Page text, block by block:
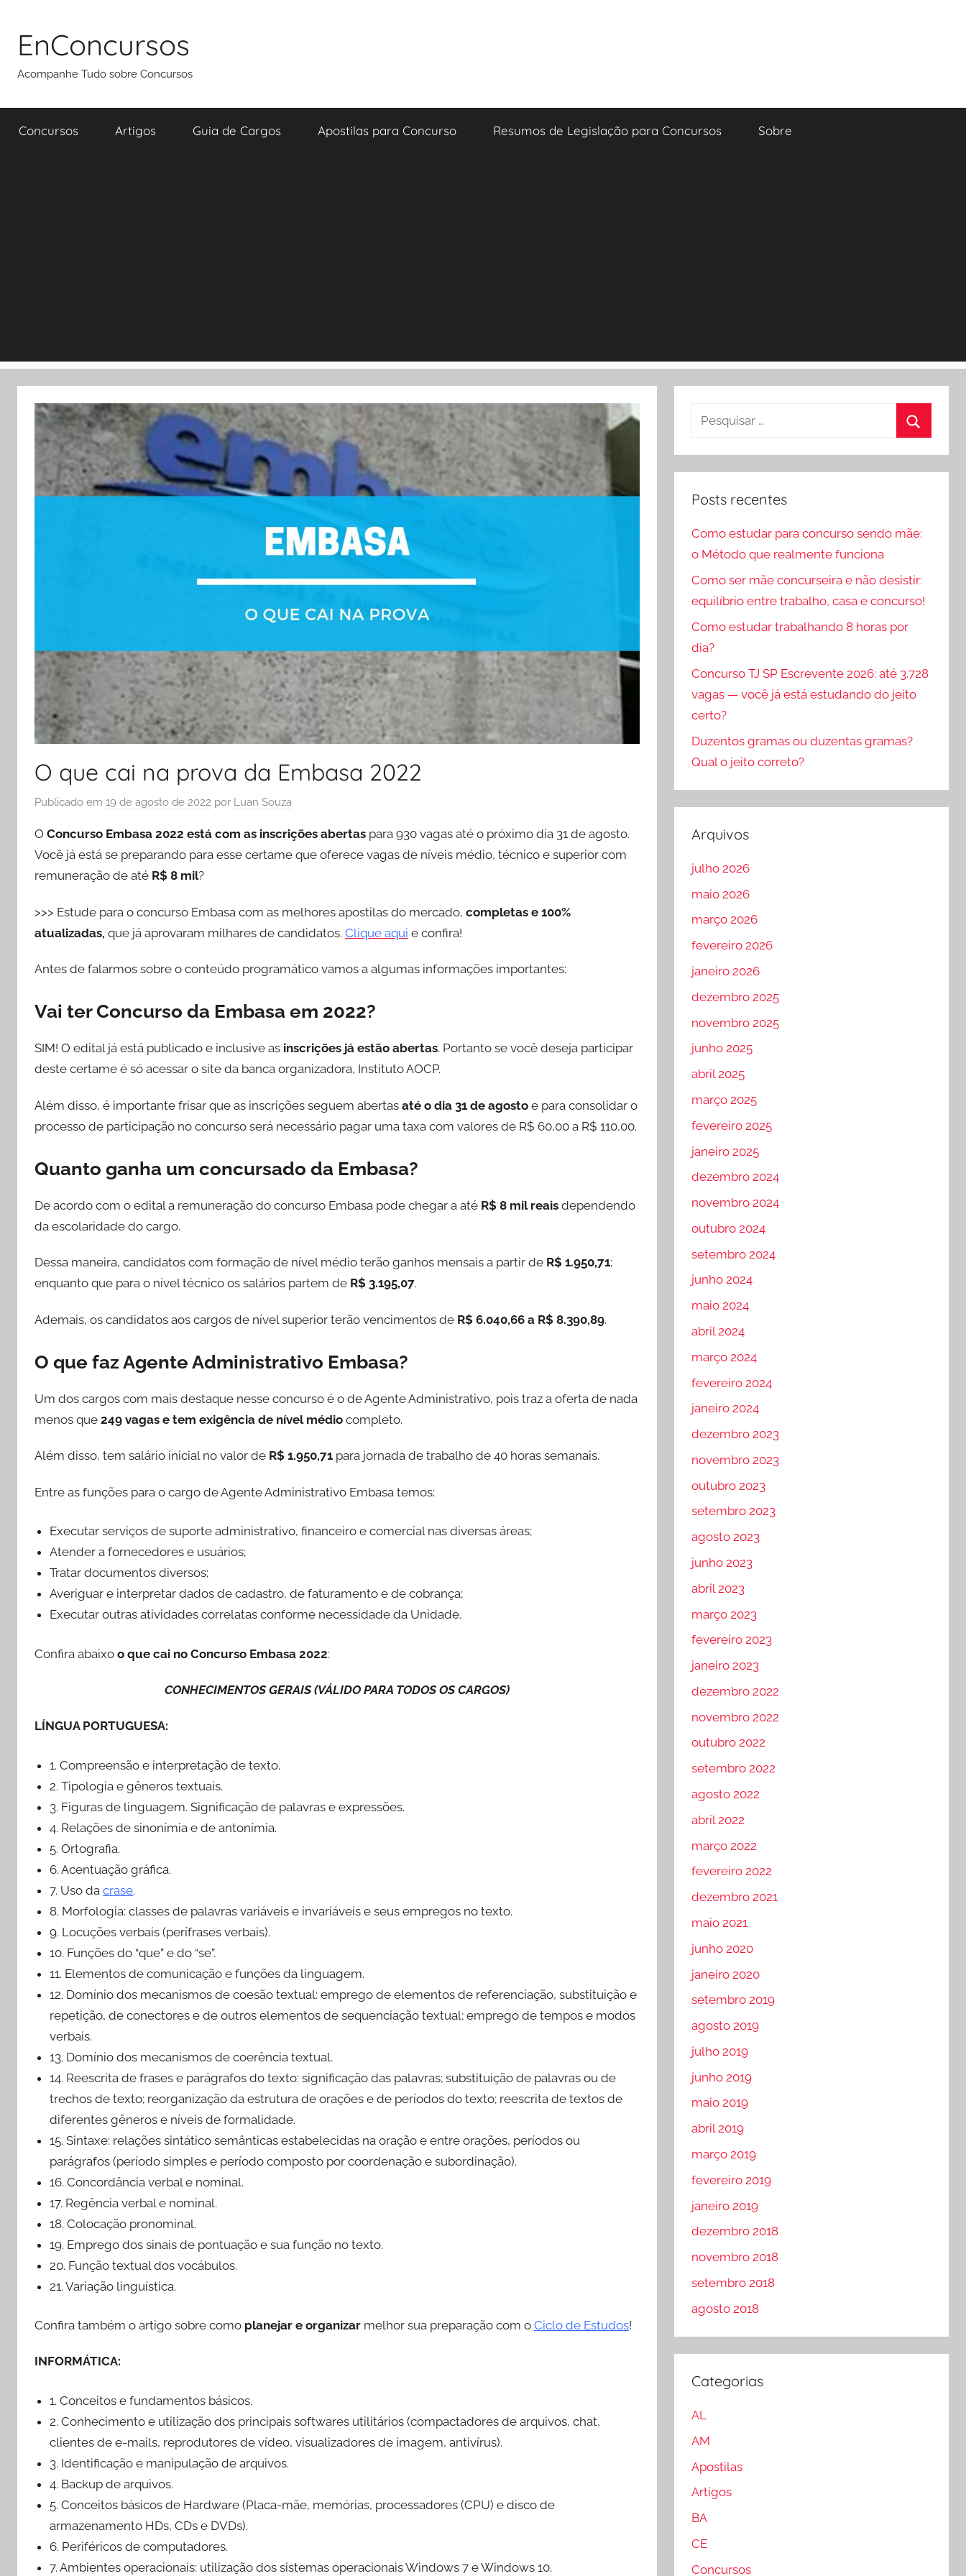
conteúdo
EnConcursos
Acompanhe Tudo sobre Concursos
Concursos Artigos Guia de Cargos Apostilas para Concurso Resumos de Legislação para Concursos Sobre
O que cai na prova da Embasa 2022
Publicado em 19 de agosto de 2022 por Luan Souza
O Concurso Embasa 2022 está com as inscrições abertas para 930 vagas até o próximo dia 31 de agosto.
Você já está se preparando para esse certame que oferece vagas de níveis médio, técnico e superior com
remuneração de até R$ 8 mil?
>>> Estude para o concurso Embasa com as melhores apostilas do mercado, completas e 100%
atualizadas, que já aprovaram milhares de candidatos. Clique aqui e confira!
Antes de falarmos sobre o conteúdo programático vamos a algumas informações importantes:
Vai ter Concurso da Embasa em 2022?
SIM! O edital já está publicado e inclusive as inscrições já estão abertas. Portanto se você deseja participar
deste certame é só acessar o site da banca organizadora, Instituto AOCP.
Além disso, é importante frisar que as inscrições seguem abertas até o dia 31 de agosto e para consolidar o
processo de participação no concurso será necessário pagar uma taxa com valores de R$ 60,00 a R$ 110,00.
Quanto ganha um concursado da Embasa?
De acordo com o edital a remuneração do concurso Embasa pode chegar a até R$ 8 mil reais dependendo
da escolaridade do cargo.
Dessa maneira, candidatos com formação de nível médio terão ganhos mensais a partir de R$ 1.950,71;
enquanto que para o nível técnico os salários partem de R$ 3.195,07.
Ademais, os candidatos aos cargos de nível superior terão vencimentos de R$ 6.040,66 a R$ 8.390,89.
O que faz Agente Administrativo Embasa?
Um dos cargos com mais destaque nesse concurso é o de Agente Administrativo, pois traz a oferta de nada
menos que 249 vagas e tem exigência de nível médio completo.
Além disso, tem salário inicial no valor de R$ 1.950,71 para jornada de trabalho de 40 horas semanais.
Entre as funções para o cargo de Agente Administrativo Embasa temos:
Executar serviços de suporte administrativo, financeiro e comercial nas diversas áreas;
Atender a fornecedores e usuários;
Tratar documentos diversos;
Averiguar e interpretar dados de cadastro, de faturamento e de cobrança;
Executar outras atividades correlatas conforme necessidade da Unidade.
Confira abaixo o que cai no Concurso Embasa 2022:
CONHECIMENTOS GERAIS (VÁLIDO PARA TODOS OS CARGOS)
LÍNGUA PORTUGUESA:
1. Compreensão e interpretação de texto.
2. Tipologia e gêneros textuais.
3. Figuras de linguagem. Significação de palavras e expressões.
4. Relações de sinonímia e de antonímia.
5. Ortografia.
6. Acentuação gráfica.
7. Uso dacrase.
8. Morfologia: classes de palavras variáveis e invariáveis e seus empregos no texto.
9. Locuções verbais (perífrases verbais).
10. Funções do “que” e do “se”.
11. Elementos de comunicação e funções da linguagem.
12. Domínio dos mecanismos de coesão textual: emprego de elementos de referenciação, substituição e
repetição, de conectores e de outros elementos de sequenciação textual; emprego de tempos e modos
verbais.
13. Domínio dos mecanismos de coerência textual.
14. Reescrita de frases e parágrafos do texto: significação das palavras; substituição de palavras ou de
trechos de texto; reorganização da estrutura de orações e de períodos do texto; reescrita de textos de
diferentes gêneros e níveis de formalidade.
15. Sintaxe: relações sintático semânticas estabelecidas na oração e entre orações, períodos ou
parágrafos (período simples e período composto por coordenação e subordinação).
16. Concordância verbal e nominal.
17. Regência verbal e nominal.
18. Colocação pronominal.
19. Emprego dos sinais de pontuação e sua função no texto.
20. Função textual dos vocábulos.
21. Variação linguística.
Confira também o artigo sobre como planejar e organizar melhor sua preparação com o Ciclo de Estudos!
INFORMÁTICA:
1. Conceitos e fundamentos básicos.
2. Conhecimento e utilização dos principais softwares utilitários (compactadores de arquivos, chat,
clientes de e-mails, reprodutores de vídeo, visualizadores de imagem, antivírus).
3. Identificação e manipulação de arquivos.
4. Backup de arquivos.
5. Conceitos básicos de Hardware (Placa-mãe, memórias, processadores (CPU) e disco de
armazenamento HDs, CDs e DVDs).
6. Periféricos de computadores.
7. Ambientes operacionais: utilização dos sistemas operacionais Windows 7 e Windows 10.
Pesquisar
Posts recentes
Como estudar para concurso sendo mãe:
o Método que realmente funciona
Como ser mãe concurseira e não desistir:
equilíbrio entre trabalho, casa e concurso!
Como estudar trabalhando 8 horas por
dia?
Concurso TJ SP Escrevente 2026: até 3.728
vagas — você já está estudando do jeito
certo?
Duzentos gramas ou duzentas gramas?
Qual o jeito correto?
Arquivos
julho 2026
maio 2026
março 2026
fevereiro 2026
janeiro 2026
dezembro 2025
novembro 2025
junho 2025
abril 2025
março 2025
fevereiro 2025
janeiro 2025
dezembro 2024
novembro 2024
outubro 2024
setembro 2024
junho 2024
maio 2024
abril 2024
março 2024
fevereiro 2024
janeiro 2024
dezembro 2023
novembro 2023
outubro 2023
setembro 2023
agosto 2023
junho 2023
abril 2023
março 2023
fevereiro 2023
janeiro 2023
dezembro 2022
novembro 2022
outubro 2022
setembro 2022
agosto 2022
abril 2022
março 2022
fevereiro 2022
dezembro 2021
maio 2021
junho 2020
janeiro 2020
setembro 2019
agosto 2019
julho 2019
junho 2019
maio 2019
abril 2019
março 2019
fevereiro 2019
janeiro 2019
dezembro 2018
novembro 2018
setembro 2018
agosto 2018
Categorias
AL
AM
Apostilas
Artigos
BA
CE
Concursos